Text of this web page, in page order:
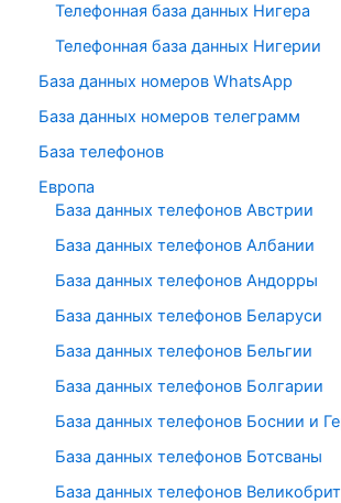
Телефонная база данных Нигера
Телефонная база данных Нигерии
База данных номеров WhatsApp
База данных номеров телеграмм
База телефонов
Европа
База данных телефонов Австрии
База данных телефонов Албании
База данных телефонов Андорры
База данных телефонов Беларуси
База данных телефонов Бельгии
База данных телефонов Болгарии
База данных телефонов Боснии и
База данных телефонов Ботсваны
База данных телефонов